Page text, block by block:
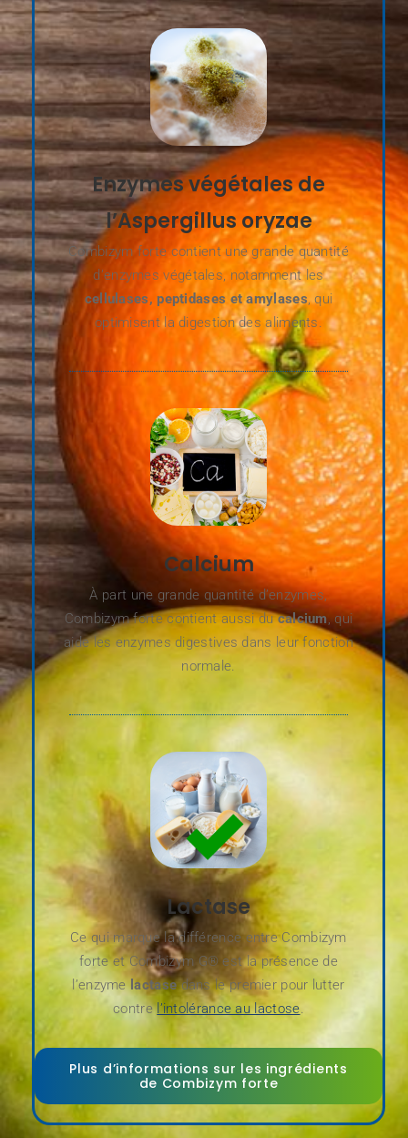
Enzymes végétales de
l’Aspergillus oryzae
Combizym forte contient une grande quantité
d’enzymes végétales, notamment les
cellulases, peptidases et amylases, qui
optimisent la digestion des aliments.
Calcium
À part une grande quantité d’enzymes,
Combizym forte contient aussi ducalcium, qui
aide les enzymes digestives dans leur fonction
normale.
Lactase
Ce qui marque la différence entre Combizym
forte et Combizym G® est la présence de
l’enzyme lactasedans le premier pour lutter
contrel’intolérance au lactose.
Plus d’informations sur les ingrédients
de Combizym forte